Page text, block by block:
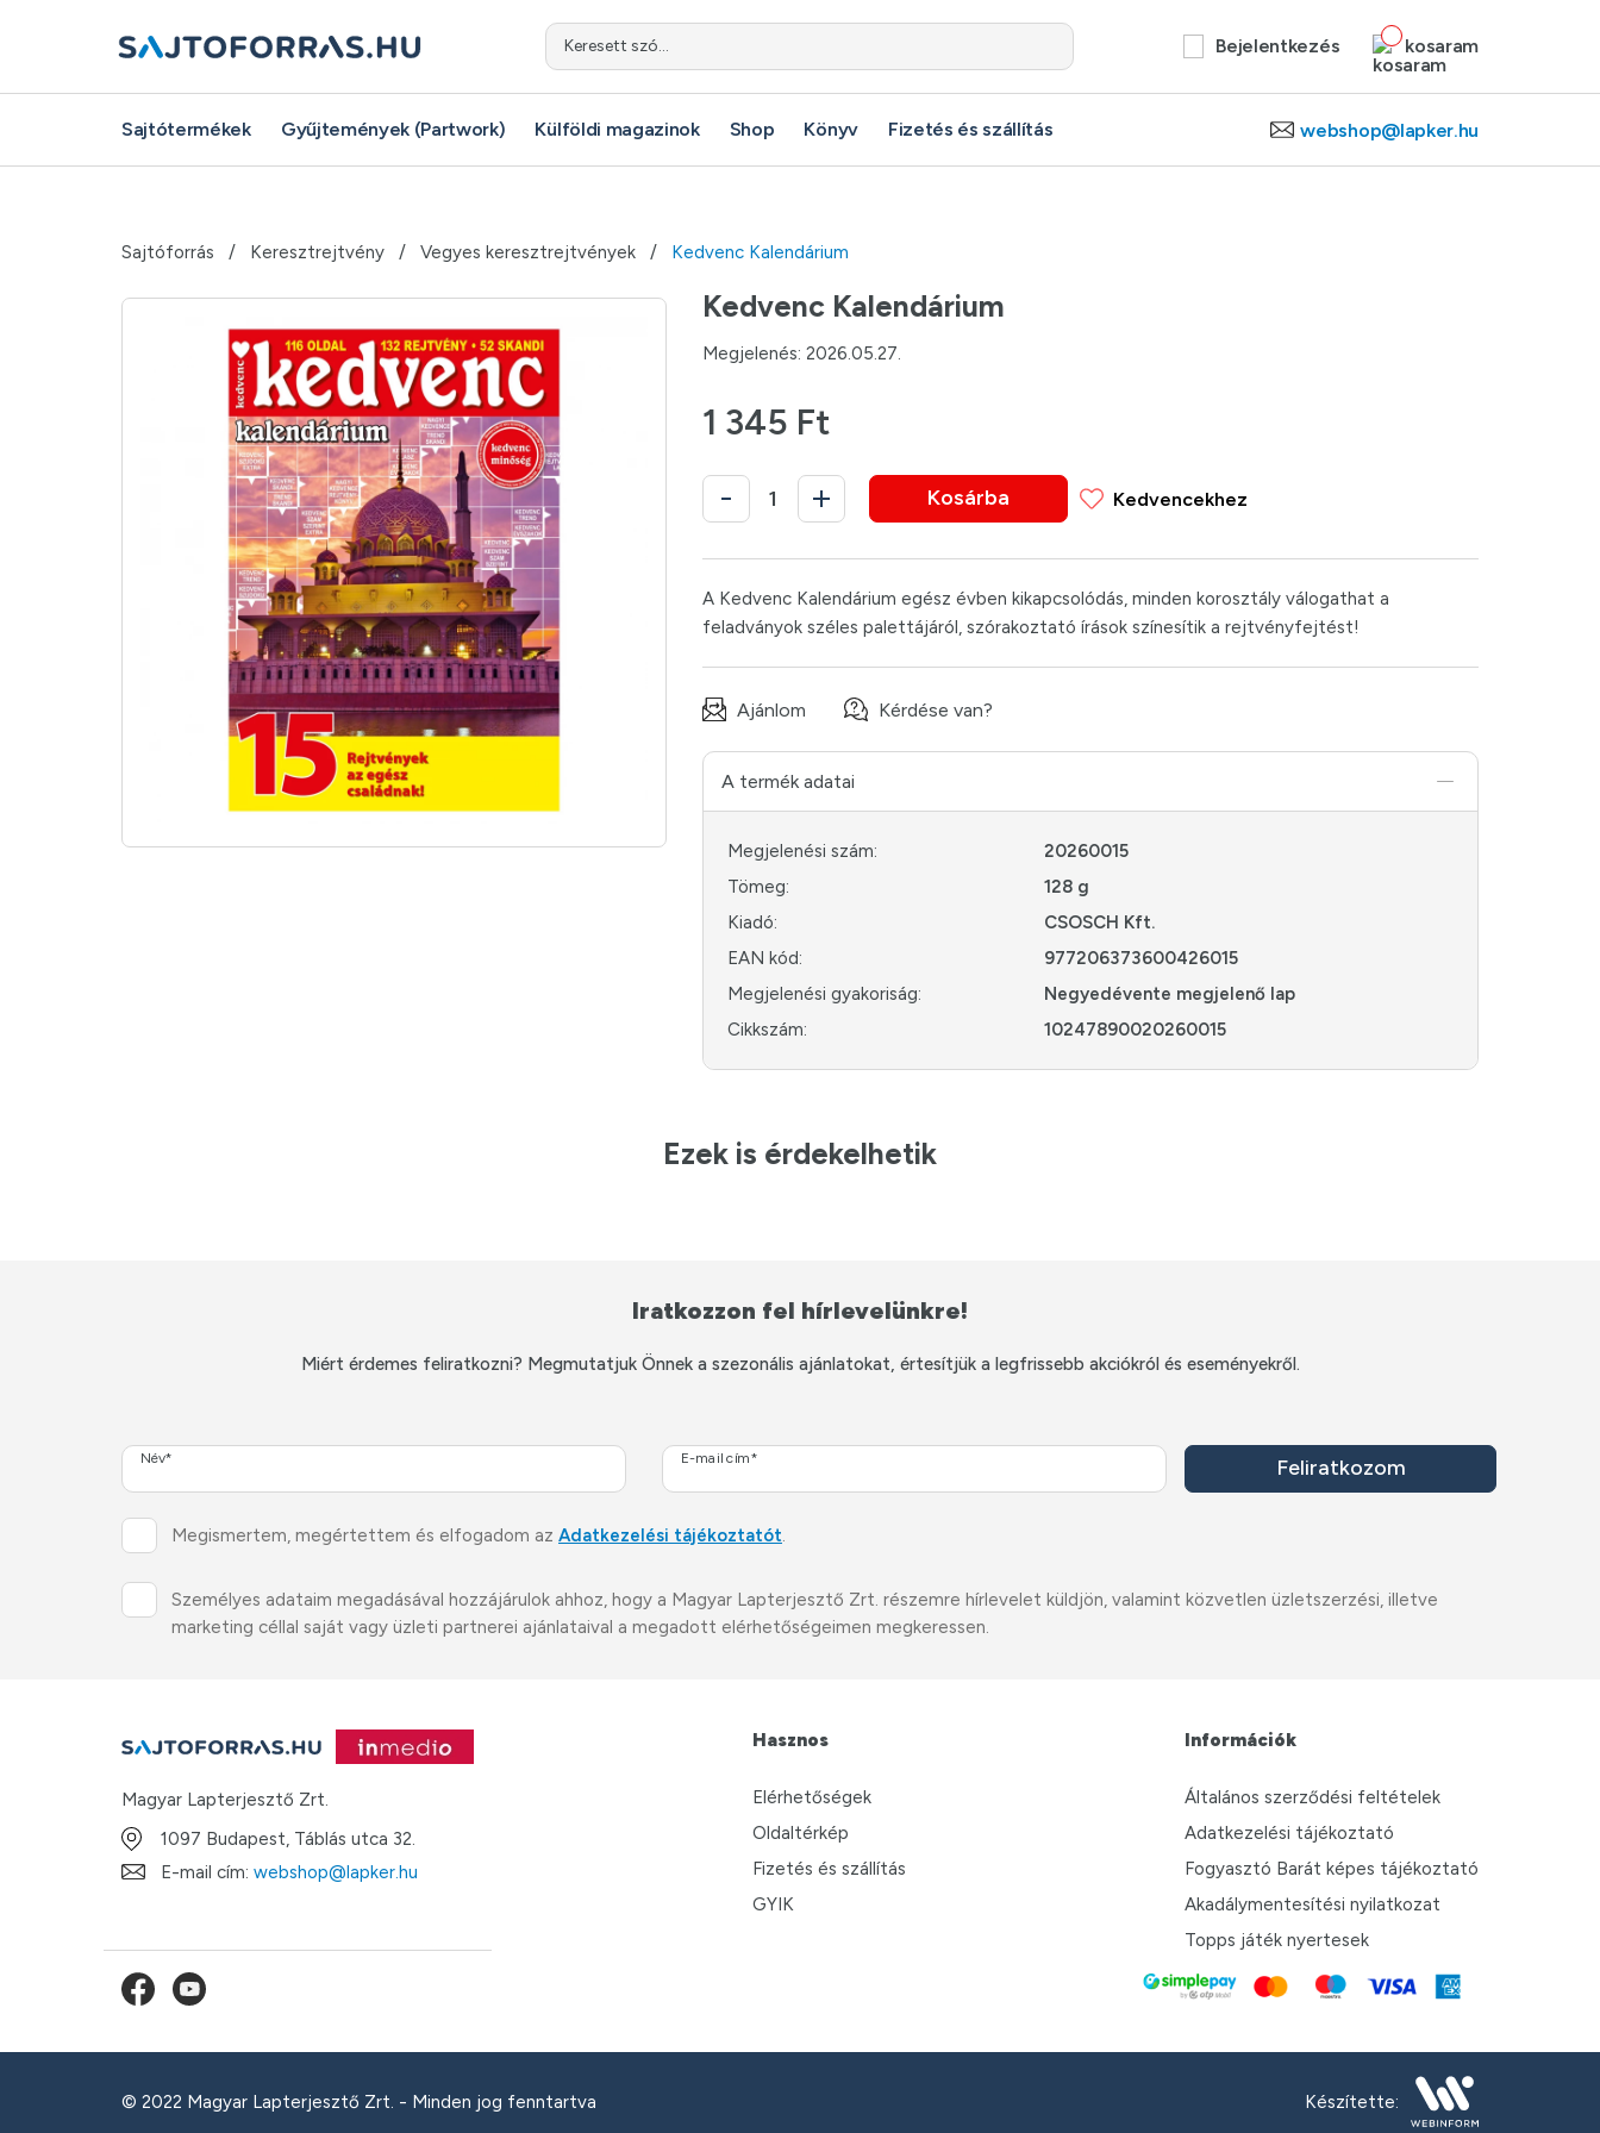
Keresett szó... Bejelentkezés kosaram
Sajtótermékek Gyűjtemények (Partwork) Külföldi magazinok Shop Könyv Fizetés és szállítás webshop@lapker.hu
Sajtóforrás Keresztrejtvény Vegyes keresztrejtvények Kedvenc Kalendárium
Kedvenc Kalendárium
Megjelenés: 2026.05.27.
1 345 Ft
Kosárba Kedvencekhez
A Kedvenc Kalendárium egész évben kikapcsolódás, minden korosztály válogathat a
feladványok széles palettájáról, szórakoztató írások színesítik a rejtvényfejtést!
Ajánlom Kérdése van?
A termék adatai
Megjelenési szám:
20260015
Tömeg:
128 g
Kiadó:
CSOSCH Kft.
EAN kód:
977206373600426015
Megjelenési gyakoriság:
Negyedévente megjelenő lap
Cikkszám:
10247890020260015
Ezek is érdekelhetik
Iratkozzon fel hírlevelünkre!
Miért érdemes feliratkozni? Megmutatjuk Önnek a szezonális ajánlatokat, értesítjük a legfrissebb akciókról és eseményekről.
Név* E-mail cím* Feliratkozom
Megismertem, megértettem és elfogadom az Adatkezelési tájékoztatót.
Személyes adataim megadásával hozzájárulok ahhoz, hogy a Magyar Lapterjesztő Zrt. részemre hírlevelet küldjön, valamint közvetlen üzletszerzési, illetve
marketing céllal saját vagy üzleti partnerei ajánlataival a megadott elérhetőségeimen megkeressen.
Magyar Lapterjesztő Zrt.
1097 Budapest, Táblás utca 32.
E-mail cím: webshop@lapker.hu
Hasznos
Elérhetőségek
Oldaltérkép
Fizetés és szállítás
GYIK
Információk
Általános szerződési feltételek
Adatkezelési tájékoztató
Fogyasztó Barát képes tájékoztató
Akadálymentesítési nyilatkozat
Topps játék nyertesek
© 2022 Magyar Lapterjesztő Zrt. - Minden jog fenntartva Készítette: